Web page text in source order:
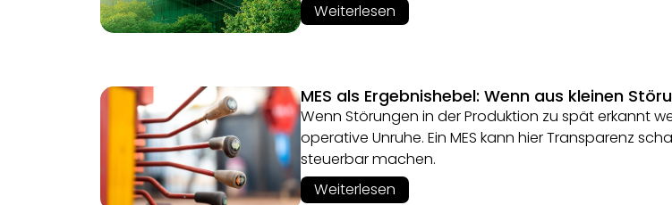
Weiterlesen
MES als Ergebnishebel: Wenn aus kleinen
Wenn Störungen in der Produktion zu spät erkannt
operative Unruhe. Ein MES kann hier Transparenz
steuerbar machen.
Weiterlesen